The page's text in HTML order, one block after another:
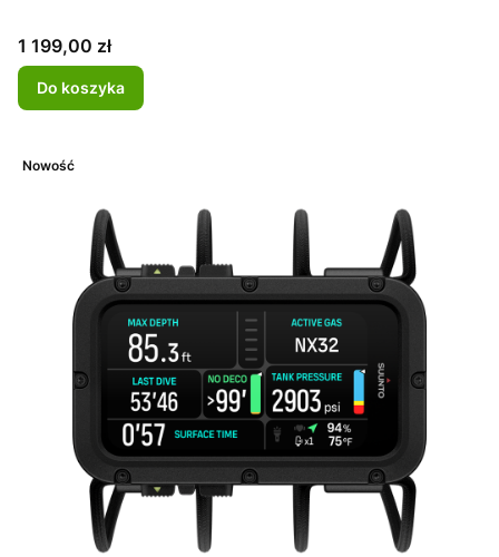
Cena
1 199,00 zł
Do koszyka
Nowość